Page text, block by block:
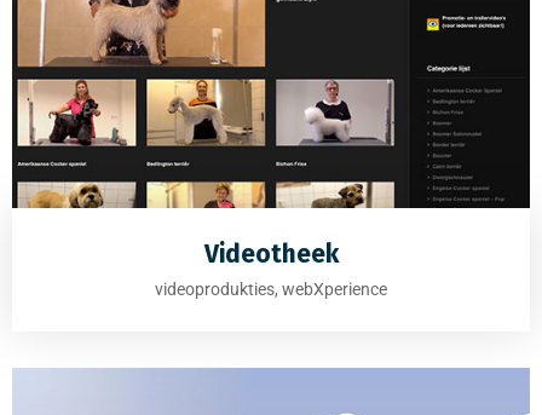
Videotheek
videoprodukties, webXperience